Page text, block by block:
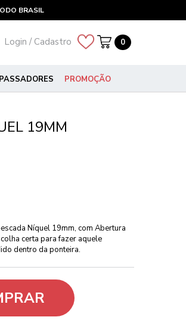
BRASIL
Login / Cadastro 0
PASSADORES PROMOÇÃO
19MM
Níquel 19mm, com Abertura
certa para fazer aquele
dentro da ponteira.